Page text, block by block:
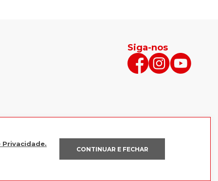
CONTINUAR E FECHAR
Siga-nos